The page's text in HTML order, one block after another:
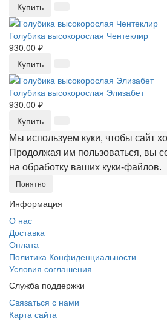
Купить
Голубика высокорослая Чентеклир
930.00 ₽
Купить
Голубика высокорослая Элизабет
930.00 ₽
Купить
Мы используем куки, чтобы сайт
Продолжая им пользоваться, вы
на обработку ваших куки‑файлов.
Понятно
Информация
О нас
Доставка
Оплата
Политика Конфиденциальности
Условия соглашения
Служба поддержки
Связаться с нами
Карта сайта